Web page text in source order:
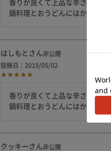
香りが良くて上品な辛さで、以
はしもと
非公開
投稿日
2019/05/02
香りが良くて上品な辛さで、
鍋料理とおうどんにはかかせませ
クッキー
非公開